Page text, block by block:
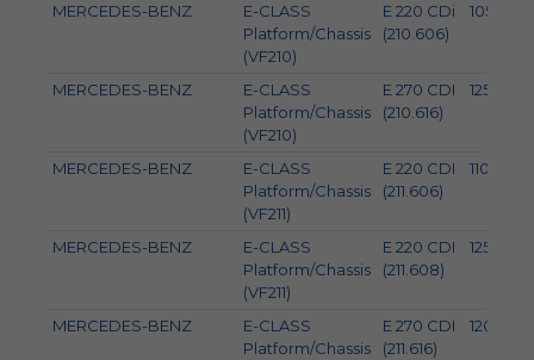
MERCEDES-BENZ
E-CLASS
Platform/Chassis
(VF210)
E 220 CDi
(210.606)
105
MERCEDES-BENZ
E-CLASS
Platform/Chassis
(VF210)
E 270 CDI
(210.616)
125
MERCEDES-BENZ
E-CLASS
Platform/Chassis
(VF211)
E 220 CDI
(211.606)
110
MERCEDES-BENZ
E-CLASS
Platform/Chassis
(VF211)
E 220 CDI
(211.608)
125
MERCEDES-BENZ
E-CLASS
Platform/Chassis
E 270 CDI
(211.616)
120